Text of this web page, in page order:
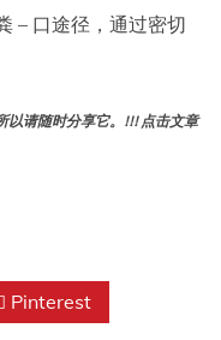
– 口途径，通过密切
以请随时分享它。!!! 点击文章
Pinterest